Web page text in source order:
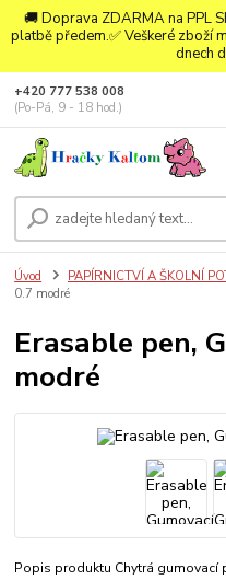
🚚 Doprava ZDARMA na PPL
platbě předem.✅ Veškeré zboží
dnech
+420 777 538 008
(Po-Pá, 9 - 18 hod.)
Úvod PAPÍRNICTVÍ A ŠKOLNÍ
0.7 modré
Erasable pen,
modré
Popis produktu Chytrá